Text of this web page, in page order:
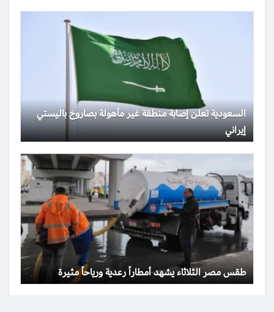
السعودية تعلن إصابة منطقة غير مأهولة بصاروخ باليستي
إيراني
طقس مصر الثلاثاء يشهد أمطاراً رعدية ورياحاً مثيرة